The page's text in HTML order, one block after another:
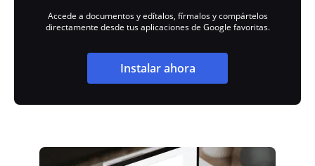
Accede a documentos y edítalos, fírmalos y compártelos
directamente desde tus aplicaciones de Google favoritas.
Instalar ahora